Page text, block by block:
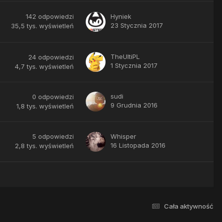
142 odpowiedzi
35,5 tys. wyświetleń
Hyniek
23 Stycznia 2017
24 odpowiedzi
4,7 tys. wyświetleń
TheUltiPL
1 Stycznia 2017
0 odpowiedzi
1,8 tys. wyświetleń
sudi
9 Grudnia 2016
5 odpowiedzi
2,8 tys. wyświetleń
Whisper
16 Listopada 2016
Cała aktywność